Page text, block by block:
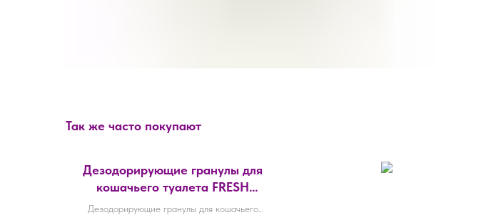
Так же часто покупают
Дезодорирующие гранулы для
кошачьего туалета FRESH
Pearls, океан, 450 мл, Mpets
Дезодорирующие гранулы для кошачьего